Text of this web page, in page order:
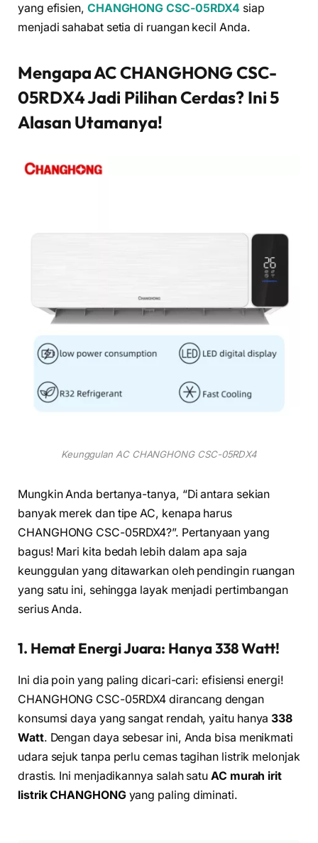
yang efisien, CHANGHONG CSC-05RDX4 siap
menjadi sahabat setia di ruangan kecil Anda.
Mengapa AC CHANGHONG CSC-
05RDX4 Jadi Pilihan Cerdas? Ini 5
Alasan Utamanya!
Keunggulan AC CHANGHONG CSC-05RDX4
Mungkin Anda bertanya-tanya, “Di antara sekian
banyak merek dan tipe AC, kenapa harus
CHANGHONG CSC-05RDX4?”. Pertanyaan yang
bagus! Mari kita bedah lebih dalam apa saja
keunggulan yang ditawarkan oleh pendingin ruangan
yang satu ini, sehingga layak menjadi pertimbangan
serius Anda.
1. Hemat Energi Juara: Hanya 338 Watt!
Ini dia poin yang paling dicari-cari: efisiensi energi!
CHANGHONG CSC-05RDX4 dirancang dengan
konsumsi daya yang sangat rendah, yaitu hanya338
Watt. Dengan daya sebesar ini, Anda bisa menikmati
udara sejuk tanpa perlu cemas tagihan listrik melonjak
drastis. Ini menjadikannya salah satu AC murah irit
listrik CHANGHONGyang paling diminati.